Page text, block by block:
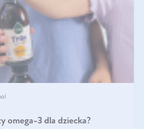
omega-3 dla dziecka?